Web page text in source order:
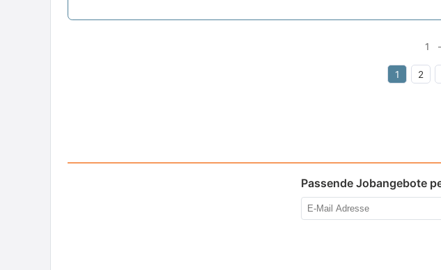
1
1 2
Passende Jobangebote